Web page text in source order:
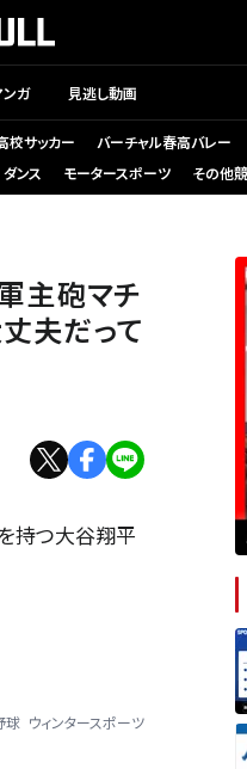
ンガ 見逃し動画
校サッカー バーチャル春高バレー
ダンス モータースポーツ その他
主砲マチ
夫だって
持つ大谷翔平
球 ウィンタースポーツ